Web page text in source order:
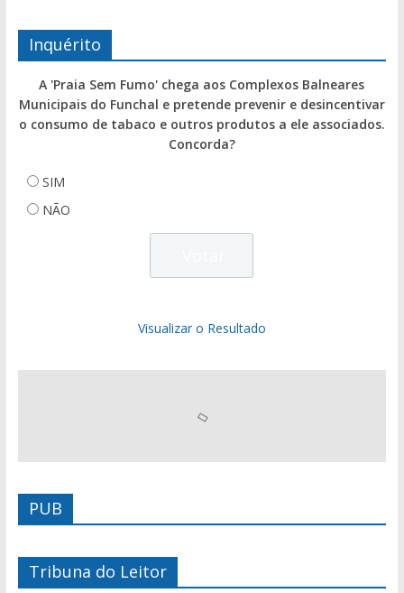
Inquérito
A 'Praia Sem Fumo' chega aos Complexos Balneares
Municipais do Funchal e pretende prevenir e desincentivar
o consumo de tabaco e outros produtos a ele associados.
Concorda?
SIM
NÃO
Visualizar o Resultado
PUB
Tribuna do Leitor